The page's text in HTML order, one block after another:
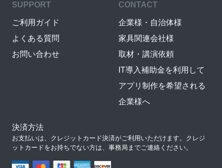
SUPPORT
ご利用ガイド
よくある質問
お問い合わせ
CONTACT
企業様・自治体様
家具関連会社様
取材・講演依頼
IT導入補助金を利用して
アプリ制作を希望される
企業様へ
決済方法
お支払いは、クレジットカード決済がご利用いただけます。クレジ
ットカードをお持ちでない方は、事務局までご連絡ください。